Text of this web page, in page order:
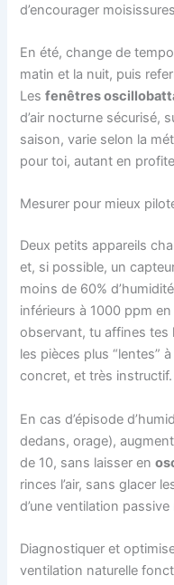
d’encourager
En été, change de
matin et la nuit, puis
Lesfenêtres
d’air nocturne sécurisé,
saison, varie selon la
pour toi, autant en
Mesurer pour mieux
Deux petits appareils
et, si possible, un
moins de 60%
inférieurs à 1000 ppm
observant, tu affines tes
les pièces plus “lentes”
concret, et très instructif.
En cas d’épisode
dedans, orage),
de 10, sans laisser en
rinces l’air, sans glacer
d’une ventilation
Diagnostiquer et
ventilation naturelle